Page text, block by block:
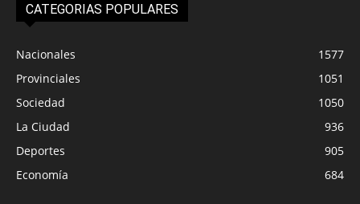
CATEGORIAS POPULARES
Nacionales
1577
Provinciales
1051
Sociedad
1050
La Ciudad
936
Deportes
905
Economía
684